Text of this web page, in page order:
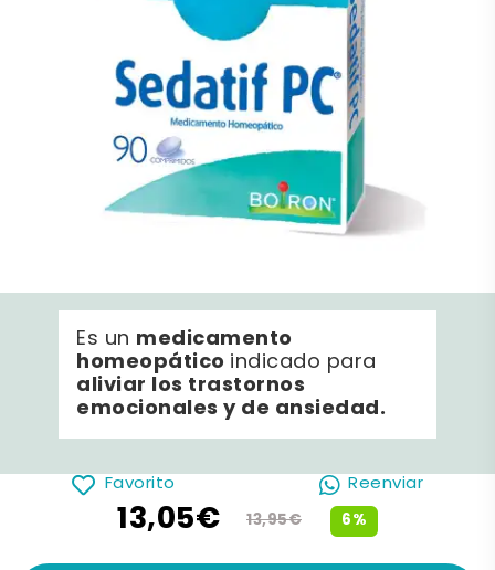
Es un medicamento
homeopático indicado para
aliviar los trastornos
emocionales y de ansiedad.
Favorito Reenviar
6%
13,05€ 13,95€